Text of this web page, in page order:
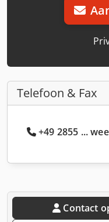
Telefoon & Fax
+49 2855 ...
Contact